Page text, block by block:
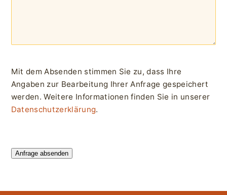
Mit dem Absenden stimmen Sie zu, dass Ihre
Angaben zur Bearbeitung Ihrer Anfrage gespeichert
werden. Weitere Informationen finden Sie in unserer
Datenschutzerklärung.
Anfrage absenden